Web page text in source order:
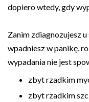
dopiero wtedy, gdy
Zanim zdiagnozujesz
wpadniesz w panikę,
wypadania nie jest
zbyt rzadkim
zbyt rzadkim